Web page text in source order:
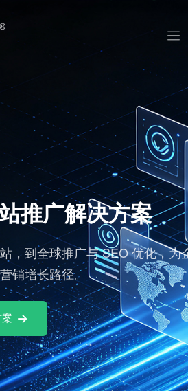
推广解决方案
，到全球推广与 SEO 优化，为
销增长路径。